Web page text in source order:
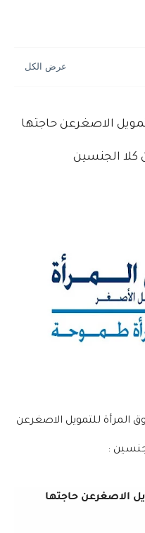
الاصغرعن حاجتها
كلا الجنسين
للتمويل الاصغرعن
:
الاصغرعن حاجتها